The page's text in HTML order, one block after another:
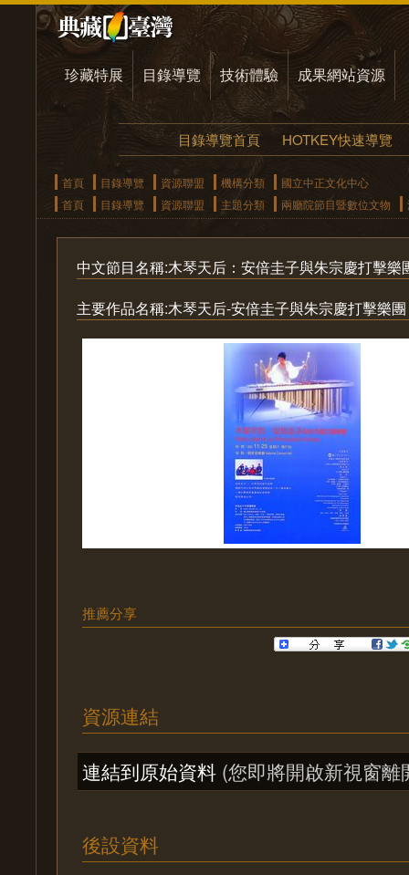
珍藏特展 目錄導覽 技術體驗 成果網站資源
目錄導覽首頁 HOTKEY快速導覽
首頁 目錄導覽 資源聯盟 機構分類
國立中正文化中心
首頁
目錄導覽 資源聯盟 主題分類 兩廳院節目暨數位文物
中文節目名稱:木琴天后：安倍圭子與朱宗慶打擊樂
主要作品名稱:木琴天后-安倍圭子與朱宗慶打擊樂
推薦分享
資源連結
連結到原始資料 (您即將開啟新視窗離
後設資料